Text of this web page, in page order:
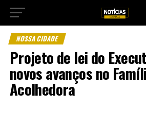
NOSSA CIDADE
Projeto de lei do
novos avanços no
Acolhedora